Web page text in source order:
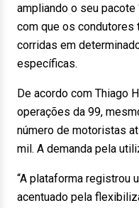
ampliando o seu pacote
com que os condutores
corridas em
específicas.
De acordo com Thiago
operações da 99,
número de motoristas
mil. A demanda pela
“A plataforma registrou
acentuado pela